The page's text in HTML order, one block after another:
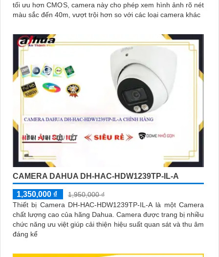
tối ưu hơn CMOS, camera này cho phép xem hình ảnh rõ nét
màu sắc đến 40m, vượt trội hơn so với các loại camera khác
CAMERA DAHUA DH-HAC-HDW1239TP-IL-A
1,350,000 ₫
1,950,000 ₫
Thiết bị Camera DH-HAC-HDW1239TP-IL-A là một Camera
chất lượng cao của hãng Dahua. Camera được trang bị nhiều
chức năng ưu việt giúp cải thiện hiệu suất quan sát và thu âm
đáng kể